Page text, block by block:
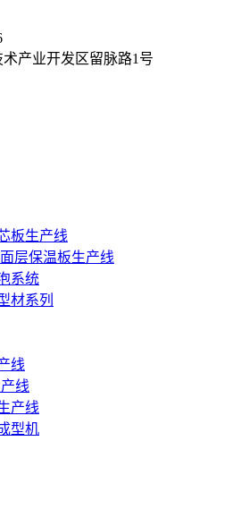
产业开发区留脉路1号
板生产线
层保温板生产线
系统
材系列
线
线
产线
型机